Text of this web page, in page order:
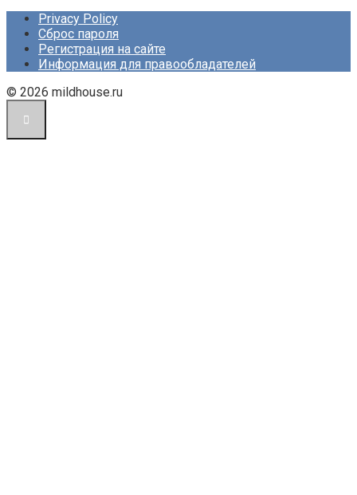
Privacy Policy
Сброс пароля
Регистрация на сайте
Информация для правообладателей
© 2026 mildhouse.ru